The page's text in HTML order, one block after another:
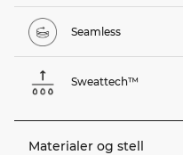
Seamless
Sweattech™
Materialer og stell